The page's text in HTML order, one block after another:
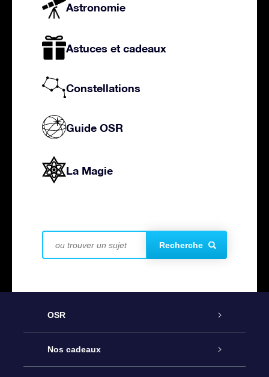
Astronomie
Astuces et cadeaux
Constellations
Guide OSR
La Magie
Recherche
OSR
Service
Nos cadeaux